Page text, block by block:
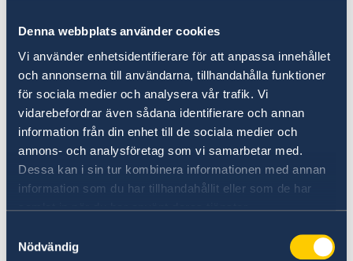
Denna webbplats använder cookies
Vi använder enhetsidentifierare för att anpassa innehållet
och annonserna till användarna, tillhandahålla funktioner
för sociala medier och analysera vår trafik. Vi
vidarebefordrar även sådana identifierare och annan
information från din enhet till de sociala medier och
annons- och analysföretag som vi samarbetar med.
Dessa kan i sin tur kombinera informationen med annan
information som du har tillhandahållit eller som de har
samlat in när du har använt deras tjänster.
Nödvändig
Les données à caractère personnel (civilité,
nom, adresse, numéro de téléphone et adresse
électronique) qui sont communiquées lors de
l’inscription à des conférences et autres
événements ne sont conservées que le temps
nécessaire à l’administration de la conférence
ou de l’événement.
Durée de conservation
Les données à caractère personnel sont